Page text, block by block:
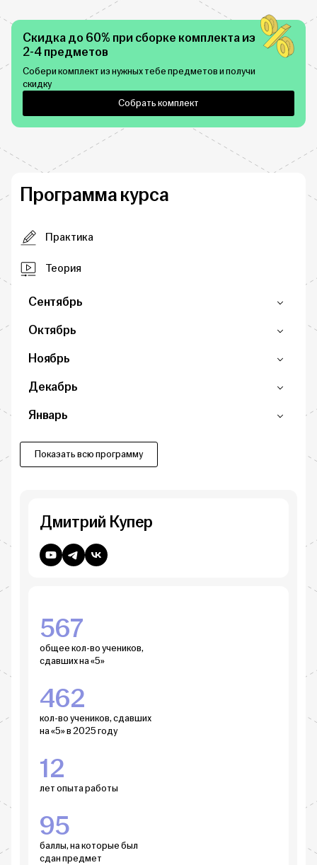
Скидка до 60% при сборке комплекта из
2-4 предметов
Собери комплект из нужных тебе предметов и получи
скидку
Собрать комплект
Программа курса
Практика
Теория
Сентябрь
Октябрь
Ноябрь
Декабрь
Январь
Показать всю программу
Дмитрий Купер
567
общее кол-во учеников,
сдавших на «5»
462
кол-во учеников, сдавших
на «5» в 2025 году
12
лет опыта работы
95
баллы, на которые был
сдан предмет